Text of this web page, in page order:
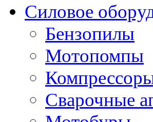
Силовое
Бензопилы
Мотопомпы
Сварочные